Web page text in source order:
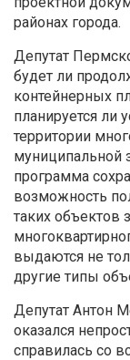
районах города.
Депутат
будет ли
контейнерных
планируется ли
территории
муниципальной
программа
возможность
таких объектов
выдаются не
другие типы
Депутат Антон
оказался
справилась со